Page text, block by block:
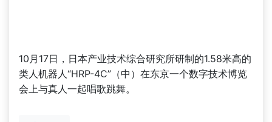
10月17日，日本产业技术综合研究所研制的1.58米高的
类人机器人“HRP-4C”（中）在东京一个数字技术博览
会上与真人一起唱歌跳舞。